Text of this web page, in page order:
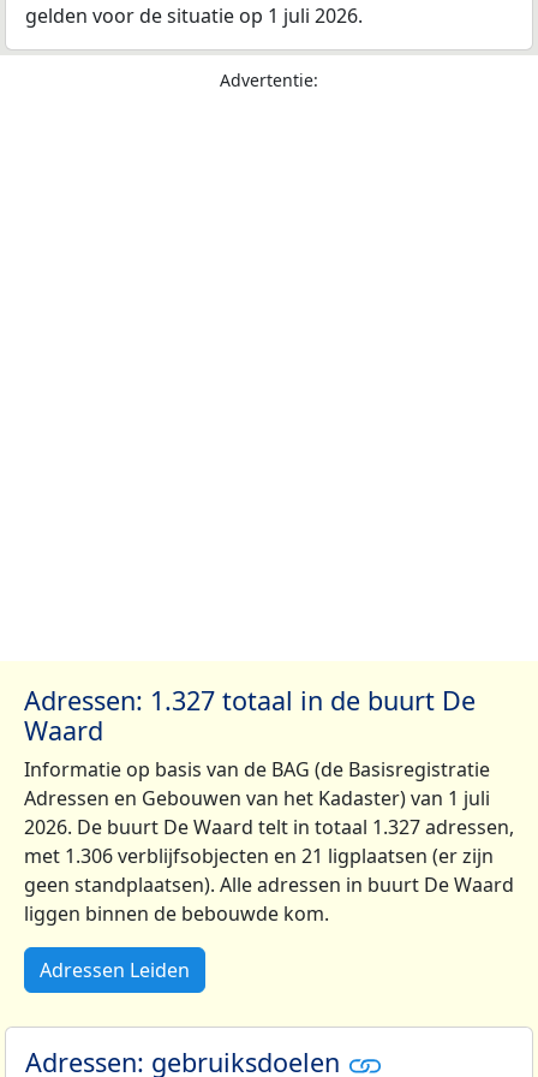
gelden voor de situatie op 1 juli 2026.
Advertentie:
Adressen: 1.327 totaal in de buurt De
Waard
Informatie op basis van de BAG (de Basisregistratie
Adressen en Gebouwen van het Kadaster) van 1 juli
2026. De buurt De Waard telt in totaal 1.327 adressen,
met 1.306 verblijfsobjecten en 21 ligplaatsen (er zijn
geen standplaatsen). Alle adressen in buurt De Waard
liggen binnen de bebouwde kom.
Adressen Leiden
Adressen: gebruiksdoelen